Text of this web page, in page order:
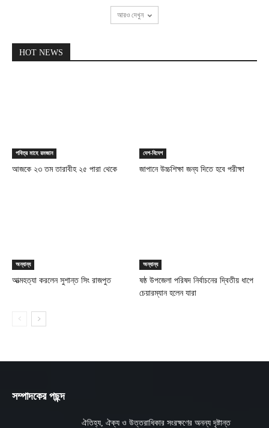
আরও দেখুন
HOT NEWS
পবিত্র মাহে রমজান
আজকে ২৩ তম তারাবীহ ২৫ পারা থেকে
দেশ-বিদেশ
জাপানে উচ্চশিক্ষা জন্য দিতে হবে পরীক্ষা
অন্যান্য
আত্মহত্যা করলেন সুশান্ত সিং রাজপুত
অন্যান্য
ষষ্ঠ উপজেলা পরিষদ নির্বাচনের দ্বিতীয় ধাপে
চেয়ারম্যান হলেন যারা
সম্পাদকের পছন্দ
ঐতিহ্য, ঐক্য ও উত্তরাধিকার সংরক্ষণের অনন্য দৃষ্টান্ত